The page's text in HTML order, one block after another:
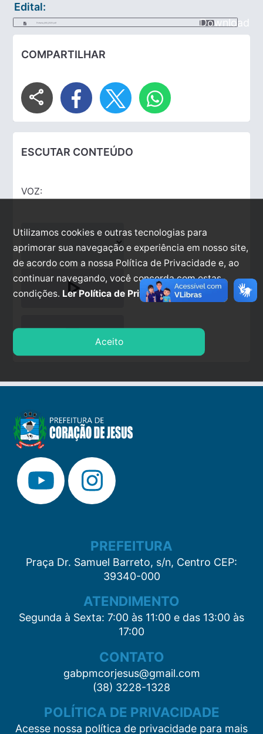
Edital:
Portaria_060_2020.pdf Download
COMPARTILHAR
share
ESCUTAR CONTEÚDO
VOZ:
play_arrow
stop
PREFEITURA
Praça Dr. Samuel Barreto, s/n, Centro CEP:
39340-000
ATENDIMENTO
Segunda à Sexta: 7:00 às 11:00 e das 13:00 às
17:00
CONTATO
gabpmcorjesus@gmail.com
(38) 3228-1328
POLÍTICA DE PRIVACIDADE
Acesse nossa política de privacidade para mais
Utilizamos cookies e outras tecnologias para
aprimorar sua navegação e experiência em nosso site,
de acordo com a nossa Política de Privacidade e, ao
continuar navegando, você concorda com estas
condições. Ler Política de Privacidade.
Aceito